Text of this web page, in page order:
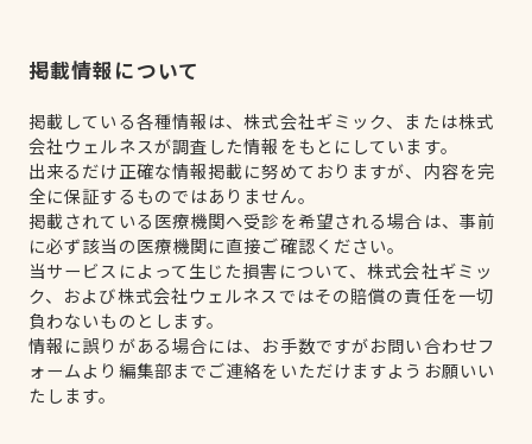
掲載情報について
掲載している各種情報は、株式会社ギミック、または株式
会社ウェルネスが調査した情報をもとにしています。
出来るだけ正確な情報掲載に努めておりますが、内容を完
全に保証するものではありません。
掲載されている医療機関へ受診を希望される場合は、事前
に必ず該当の医療機関に直接ご確認ください。
当サービスによって生じた損害について、株式会社ギミッ
ク、および株式会社ウェルネスではその賠償の責任を一切
負わないものとします。
情報に誤りがある場合には、お手数ですがお問い合わせフ
ォームより編集部までご連絡をいただけますようお願いい
たします。